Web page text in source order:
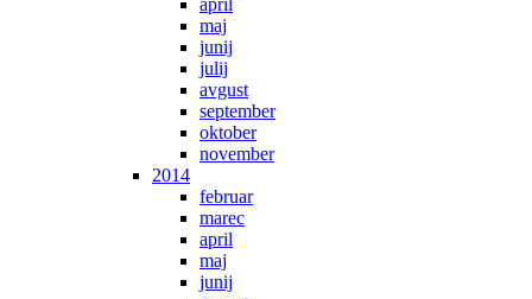
april
maj
junij
julij
avgust
september
oktober
november
2014
februar
marec
april
maj
junij